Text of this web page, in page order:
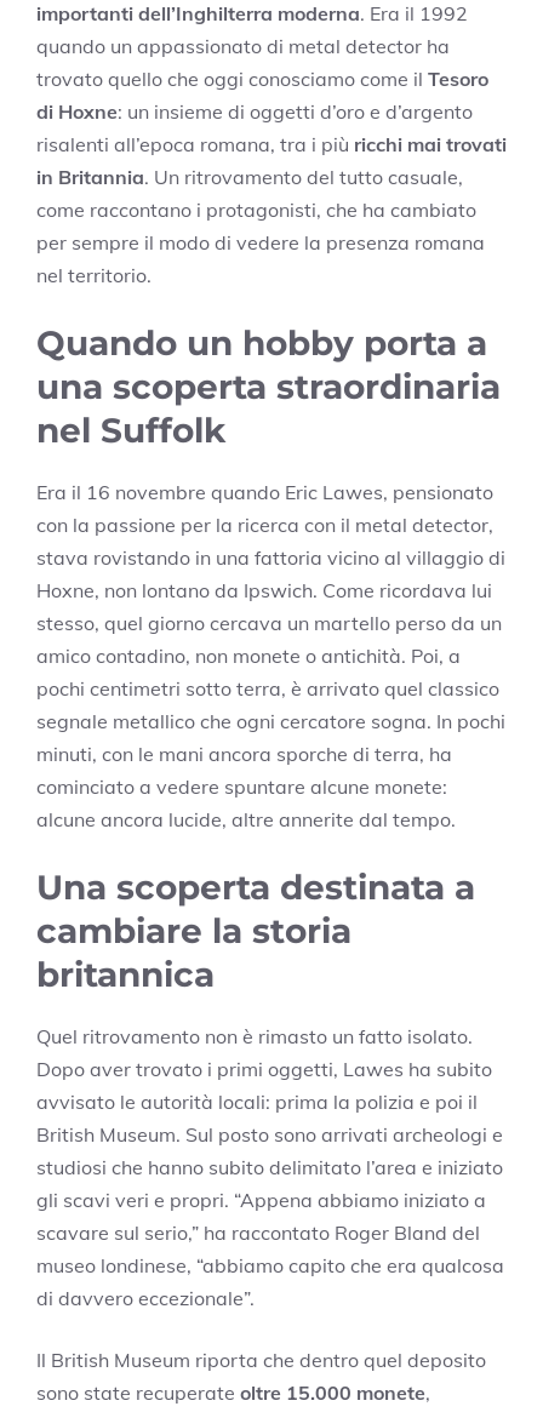
importanti dell’Inghilterra moderna. Era il 1992
quando un appassionato di metal detector ha
trovato quello che oggi conosciamo come il Tesoro
di Hoxne: un insieme di oggetti d’oro e d’argento
risalenti all’epoca romana, tra i più ricchi mai trovati
in Britannia. Un ritrovamento del tutto casuale,
come raccontano i protagonisti, che ha cambiato
per sempre il modo di vedere la presenza romana
nel territorio.
Quando un hobby porta a
una scoperta straordinaria
nel Suffolk
Era il 16 novembre quando Eric Lawes, pensionato
con la passione per la ricerca con il metal detector,
stava rovistando in una fattoria vicino al villaggio di
Hoxne, non lontano da Ipswich. Come ricordava lui
stesso, quel giorno cercava un martello perso da un
amico contadino, non monete o antichità. Poi, a
pochi centimetri sotto terra, è arrivato quel classico
segnale metallico che ogni cercatore sogna. In pochi
minuti, con le mani ancora sporche di terra, ha
cominciato a vedere spuntare alcune monete:
alcune ancora lucide, altre annerite dal tempo.
Una scoperta destinata a
cambiare la storia
britannica
Quel ritrovamento non è rimasto un fatto isolato.
Dopo aver trovato i primi oggetti, Lawes ha subito
avvisato le autorità locali: prima la polizia e poi il
British Museum. Sul posto sono arrivati archeologi e
studiosi che hanno subito delimitato l’area e iniziato
gli scavi veri e propri. “Appena abbiamo iniziato a
scavare sul serio,” ha raccontato Roger Bland del
museo londinese, “abbiamo capito che era qualcosa
di davvero eccezionale”.
Il British Museum riporta che dentro quel deposito
sono state recuperate oltre 15.000 monete,